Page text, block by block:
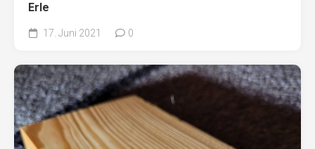
Erle
17. Juni 2021 0